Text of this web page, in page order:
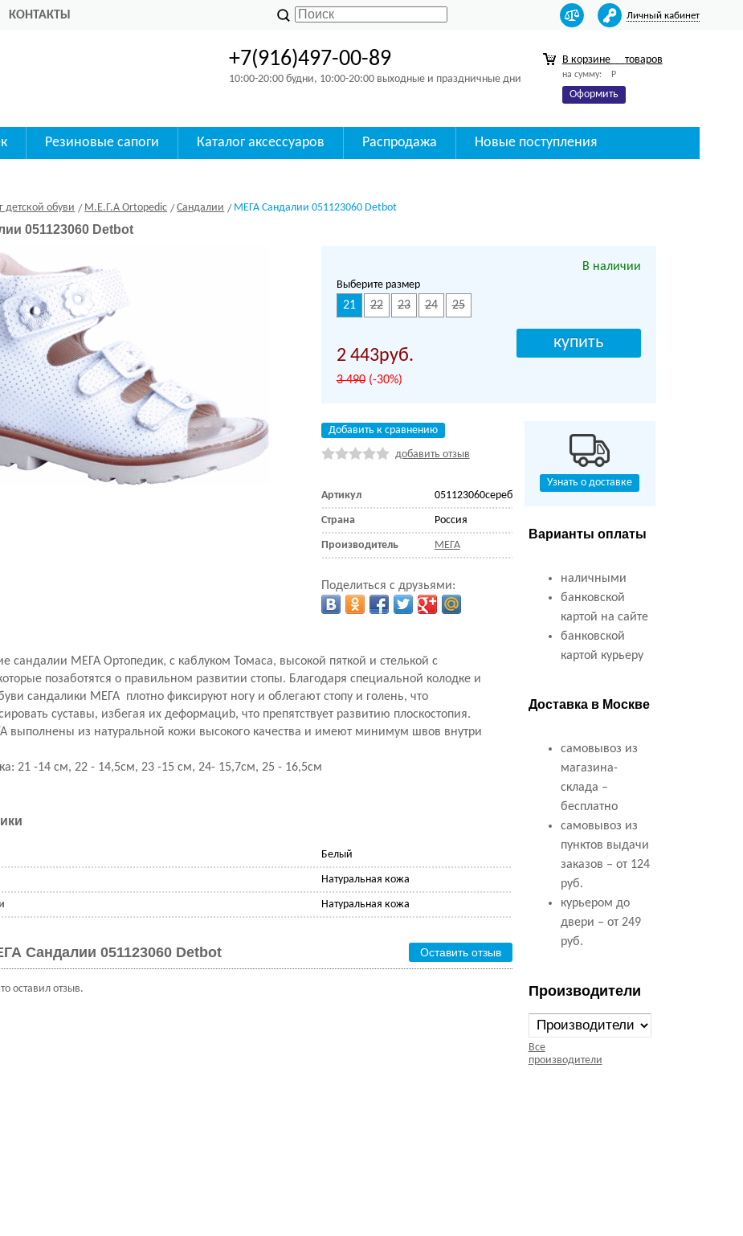
КОНТАКТЫ Личный кабинет
+7(916)497-00-89
10:00-20:00 будни, 10:00-20:00 выходные и праздничные дни
В корзине товаров
на сумму: Р
Оформить
Резиновые сапоги Каталог аксессуаров Распродажа Новые поступления
детской обуви M.Е.Г.А Ortopedic Сандалии МЕГА Сандалии 051123060 Detbot
051123060 Detbot
В наличии
Выберите размер
21 22 23 24 25
2 443
3 490 (-30%)
Добавить к сравнению
добавить отзыв
Артикул 051123060сереб
Страна Россия
Производитель МЕГА
Поделиться с друзьями:
сандалии МЕГА Ортопедик, с каблуком Томаса, высокой пяткой и стелькой с
позаботятся о правильном развитии стопы. Благодаря специальной колодке и
сандалики МЕГА плотно фиксируют ногу и облегают стопу и голень, что
суставы, избегая их деформациb, что препятствует развитию плоскостопия.
выполнены из натуральной кожи высокого качества и имеют минимум швов внутри
21 -14 см, 22 - 14,5см, 23 -15 см, 24- 15,7см, 25 - 16,5см
Белый
Натуральная кожа
Натуральная кожа
Сандалии 051123060 Detbot Оставить отзыв
оставил отзыв.
Узнать о доставке
Варианты оплаты
наличными
банковской
картой на сайте
банковской
картой курьеру
Доставка в Москве
самовывоз из
магазина-
склада –
бесплатно
самовывоз из
пунктов выдачи
заказов – от 124
руб.
курьером до
двери – от 249
руб.
Производители
Все
производители